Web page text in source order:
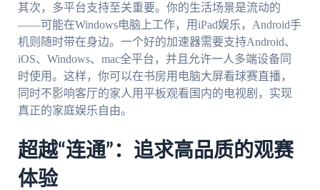
其次，多平台支持至关重要。你的生活场景是流动的
——可能在Windows电脑上工作，用iPad娱乐，Android手
机则随时带在身边。一个好的加速器需要支持Android、
iOS、Windows、mac全平台，并且允许一人多端设备同
时使用。这样，你可以在书房用电脑大屏看球赛直播，
同时不影响客厅的家人用平板观看国内的电视剧，实现
真正的家庭娱乐自由。
超越“连通”：追求高品质的观赛
体验